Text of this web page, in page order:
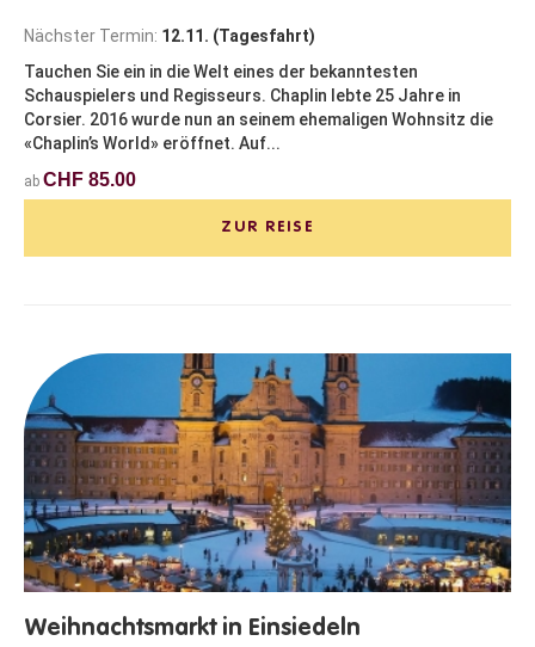
Nächster Termin: 12.11. (Tagesfahrt)
Tauchen Sie ein in die Welt eines der bekanntesten
Schauspielers und Regisseurs. Chaplin lebte 25 Jahre in
Corsier. 2016 wurde nun an seinem ehemaligen Wohnsitz die
«Chaplin’s World» eröffnet. Auf...
ab CHF 85.00
ZUR REISE
Weihnachtsmarkt in Einsiedeln